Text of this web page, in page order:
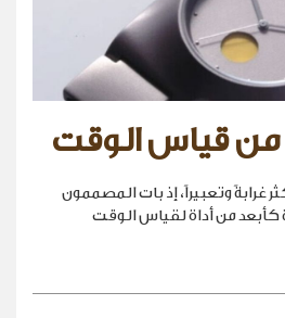
من قياس الوقت
غرابةً وتعبيراً، إذ بات المصممون
من أداة لقياس الوقت